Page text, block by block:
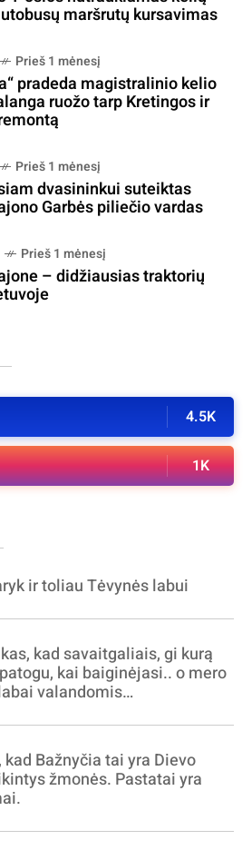
maršrutų kursavimas
Prieš 1 mėnesį
pradeda magistralinio kelio
ruožo tarp Kretingos ir
Prieš 1 mėnesį
dvasininkui suteiktas
Garbės piliečio vardas
Prieš 1 mėnesį
– didžiausias traktorių
4.5K
1K
ir toliau Tėvynės labui
kad savaitgaliais, gi kurą
kai baiginėjasi.. o mero
valandomis
kur milijonus vagia
aferistai, stadionų
Bažnyčia tai yra Dievo
žmonės. Pastatai yra